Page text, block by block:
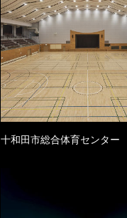
十和田市総合体育センター